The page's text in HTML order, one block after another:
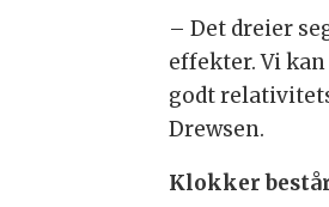
– Det dreier
effekter. Vi
godt
Drewsen.
Klokker